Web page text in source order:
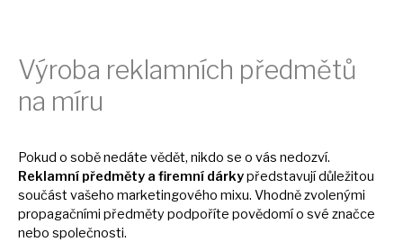
Výroba reklamních předmětů
na míru
Pokud o sobě nedáte vědět, nikdo se o vás nedozví.
Reklamní předměty a firemní dárkypředstavují důležitou
součást vašeho marketingového mixu. Vhodně zvolenými
propagačními předměty podpoříte povědomío své značce
nebo společnosti.